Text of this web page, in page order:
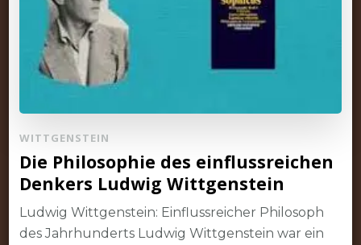
WITTGENSTEIN
Die Philosophie des einflussreichen
Denkers Ludwig Wittgenstein
Ludwig Wittgenstein: Einflussreicher Philosoph
des Jahrhunderts Ludwig Wittgenstein war ein